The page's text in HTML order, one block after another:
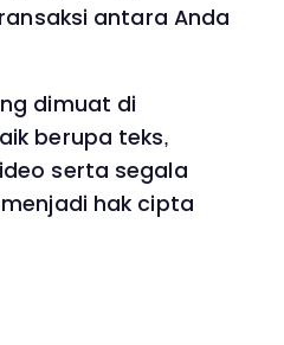
antara Anda
dimuat di
berupa teks,
serta segala
hak cipta